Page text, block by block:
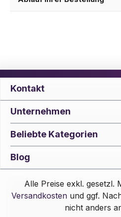
Kontakt
Unternehmen
Beliebte Kategorien
Blog
Alle Preise exkl. gesetzl.
Versandkostenund ggf.
nicht anders